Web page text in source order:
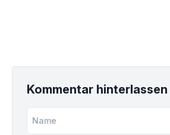
Kommentar hinterlassen